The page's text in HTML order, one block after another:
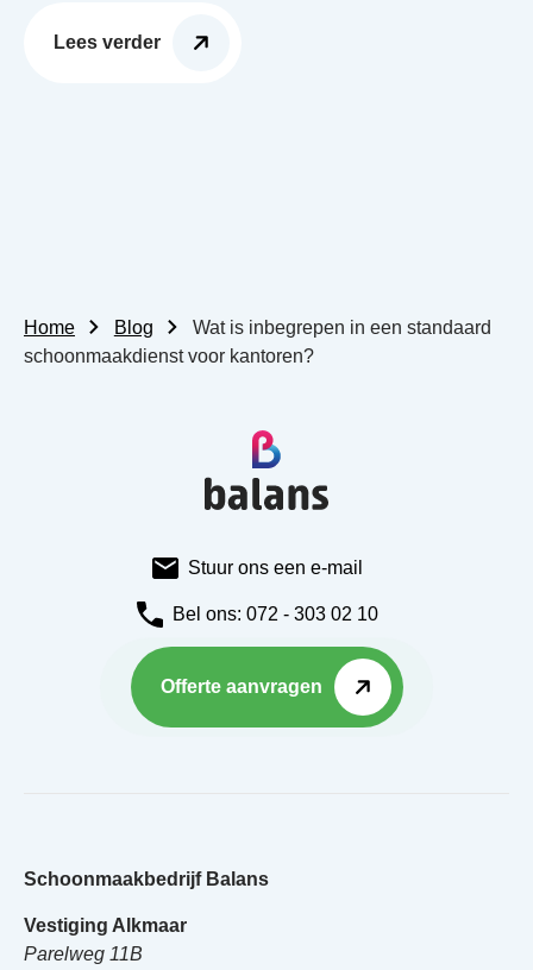
Lees verder
Home Blog
Wat is inbegrepen in een standaard
schoonmaakdienst voor kantoren?
Stuur ons een e-mail
Bel ons: 072 - 303 02 10
Offerte aanvragen
Schoonmaakbedrijf Balans
Vestiging Alkmaar
Parelweg 11B